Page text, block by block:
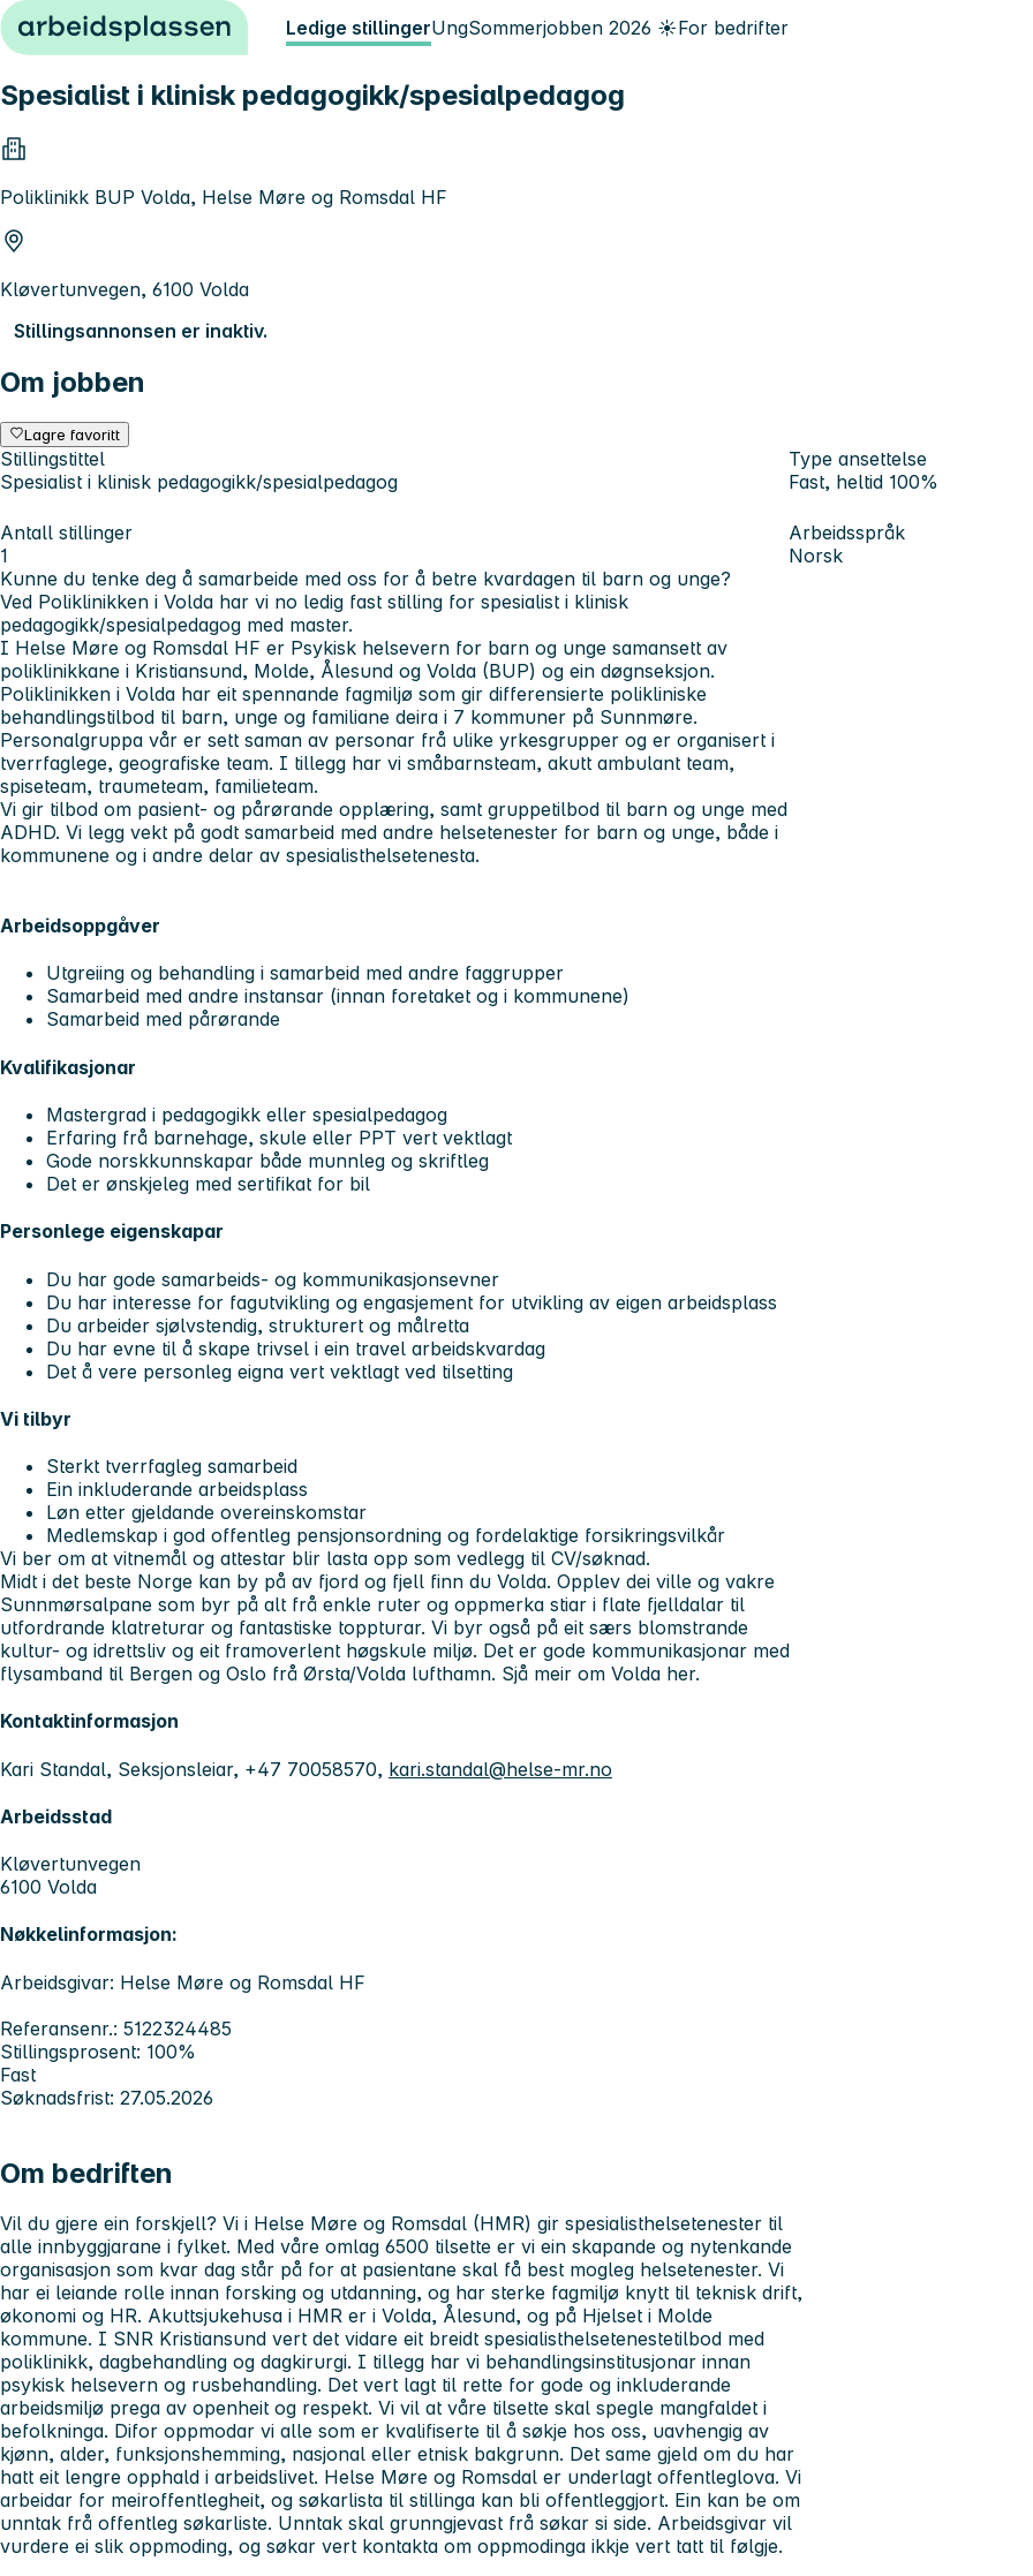
Hopp til innhold Ledige stillingerUngSommerjobben 2026 ☀️For bedrifter
Spesialist i klinisk pedagogikk/spesialpedagog
Poliklinikk BUP Volda, Helse Møre og Romsdal HF
Kløvertunvegen, 6100 Volda
Stillingsannonsen er inaktiv.
Om jobben
Lagre favoritt
Stillingstittel
Spesialist i klinisk pedagogikk/spesialpedagog
Type ansettelse
Fast, heltid 100%
Antall stillinger
1
Arbeidsspråk
Norsk
Kunne du tenke deg å samarbeide med oss for å betre kvardagen til barn og unge?
Ved Poliklinikken i Volda har vi no ledig fast stilling for spesialist i klinisk
pedagogikk/spesialpedagog med master.
I Helse Møre og Romsdal HF er Psykisk helsevern for barn og unge samansett av
poliklinikkane i Kristiansund, Molde, Ålesund og Volda (BUP) og ein døgnseksjon.
Poliklinikken i Volda har eit spennande fagmiljø som gir differensierte polikliniske
behandlingstilbod til barn, unge og familiane deira i 7 kommuner på Sunnmøre.
Personalgruppa vår er sett saman av personar frå ulike yrkesgrupper og er organisert i
tverrfaglege, geografiske team. I tillegg har vi småbarnsteam, akutt ambulant team,
spiseteam, traumeteam, familieteam.
Vi gir tilbod om pasient- og pårørande opplæring, samt gruppetilbod til barn og unge med
ADHD. Vi legg vekt på godt samarbeid med andre helsetenester for barn og unge, både i
kommunene og i andre delar av spesialisthelsetenesta.
Arbeidsoppgåver
Utgreiing og behandling i samarbeid med andre faggrupper
Samarbeid med andre instansar (innan foretaket og i kommunene)
Samarbeid med pårørande
Kvalifikasjonar
Mastergrad i pedagogikk eller spesialpedagog
Erfaring frå barnehage, skule eller PPT vert vektlagt
Gode norskkunnskapar både munnleg og skriftleg
Det er ønskjeleg med sertifikat for bil
Personlege eigenskapar
Du har gode samarbeids- og kommunikasjonsevner
Du har interesse for fagutvikling og engasjement for utvikling av eigen arbeidsplass
Du arbeider sjølvstendig, strukturert og målretta
Du har evne til å skape trivsel i ein travel arbeidskvardag
Det å vere personleg eigna vert vektlagt ved tilsetting
Vi tilbyr
Sterkt tverrfagleg samarbeid
Ein inkluderande arbeidsplass
Løn etter gjeldande overeinskomstar
Medlemskap i god offentleg pensjonsordning og fordelaktige forsikringsvilkår
Vi ber om at vitnemål og attestar blir lasta opp som vedlegg til CV/søknad.
Midt i det beste Norge kan by på av fjord og fjell finn du Volda. Opplev dei ville og vakre
Sunnmørsalpane som byr på alt frå enkle ruter og oppmerka stiar i flate fjelldalar til
utfordrande klatreturar og fantastiske toppturar. Vi byr også på eit særs blomstrande
kultur- og idrettsliv og eit framoverlent høgskule miljø. Det er gode kommunikasjonar med
flysamband til Bergen og Oslo frå Ørsta/Volda lufthamn. Sjå meir om Volda her.
Kontaktinformasjon
Kari Standal, Seksjonsleiar, +47 70058570, kari.standal@helse-mr.no
Arbeidsstad
Kløvertunvegen
6100 Volda
Nøkkelinformasjon:
Arbeidsgivar: Helse Møre og Romsdal HF
Referansenr.: 5122324485
Stillingsprosent: 100%
Fast
Søknadsfrist: 27.05.2026
Om bedriften
Vil du gjere ein forskjell? Vi i Helse Møre og Romsdal (HMR) gir spesialisthelsetenester til
alle innbyggjarane i fylket. Med våre omlag 6500 tilsette er vi ein skapande og nytenkande
organisasjon som kvar dag står på for at pasientane skal få best mogleg helsetenester. Vi
har ei leiande rolle innan forsking og utdanning, og har sterke fagmiljø knytt til teknisk drift,
økonomi og HR. Akuttsjukehusa i HMR er i Volda, Ålesund, og på Hjelset i Molde
kommune. I SNR Kristiansund vert det vidare eit breidt spesialisthelsetenestetilbod med
poliklinikk, dagbehandling og dagkirurgi. I tillegg har vi behandlingsinstitusjonar innan
psykisk helsevern og rusbehandling. Det vert lagt til rette for gode og inkluderande
arbeidsmiljø prega av openheit og respekt. Vi vil at våre tilsette skal spegle mangfaldet i
befolkninga. Difor oppmodar vi alle som er kvalifiserte til å søkje hos oss, uavhengig av
kjønn, alder, funksjonshemming, nasjonal eller etnisk bakgrunn. Det same gjeld om du har
hatt eit lengre opphald i arbeidslivet. Helse Møre og Romsdal er underlagt offentleglova. Vi
arbeidar for meiroffentlegheit, og søkarlista til stillinga kan bli offentleggjort. Ein kan be om
unntak frå offentleg søkarliste. Unntak skal grunngjevast frå søkar si side. Arbeidsgivar vil
vurdere ei slik oppmoding, og søkar vert kontakta om oppmodinga ikkje vert tatt til følgje.